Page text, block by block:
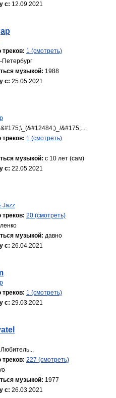
с: 12.09.2021
1 (смотреть)
Петербург
музыкой: 1988
с: 25.05.2021
&#175;\_(&#12484;)_/&#175;...
1 (смотреть)
музыкой: с 10 лет (сам)
с: 22.05.2021
Jazz
20 (смотреть)
музыкой: давно
с: 26.04.2021
1 (смотреть)
с: 29.03.2021
Любитель...
227 (смотреть)
музыкой: 1977
с: 26.03.2021